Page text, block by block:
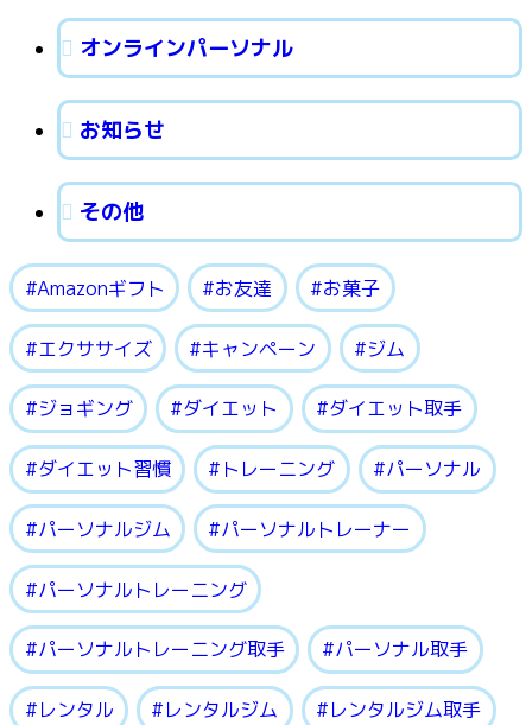
オンラインパーソナル
お知らせ
その他
Amazonギフト お友達 お菓子
エクササイズ キャンペーン ジム
ジョギング ダイエット ダイエット取手
ダイエット習慣 トレーニング パーソナル
パーソナルジム パーソナルトレーナー
パーソナルトレーニング
パーソナルトレーニング取手 パーソナル取手
レンタル レンタルジム レンタルジム取手